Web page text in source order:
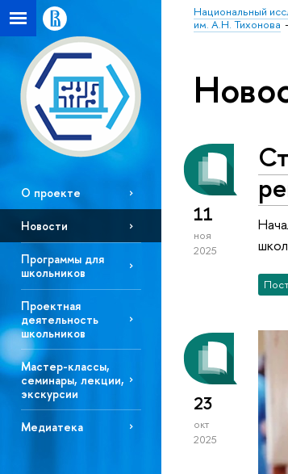
Национальный
им. А.Н. Тихонова
О проекте
Новости
Программы для
школьников
Проектная
деятельность
школьников
Мастер-классы,
семинары, лекции,
экскурсии
Медиатека
11
ноя
2025
23
окт
2025